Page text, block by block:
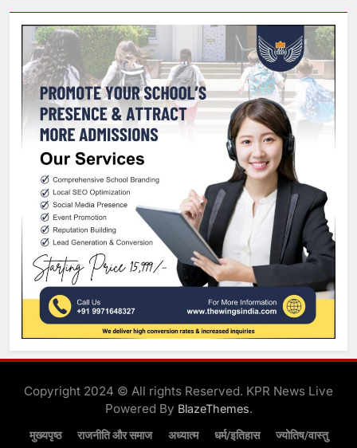
Copyright 2024 © All rights Reserved. KPR News Live
Powered By BlazeThemes.
मुख्यपृष्ठ राजनीति और समाज अध्यात्म धर्म/इतिहास
ज्योतिष/वास्तु